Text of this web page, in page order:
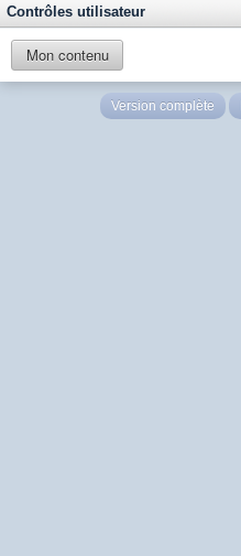
Contrôles utilisateur
Mon contenu
Version complète